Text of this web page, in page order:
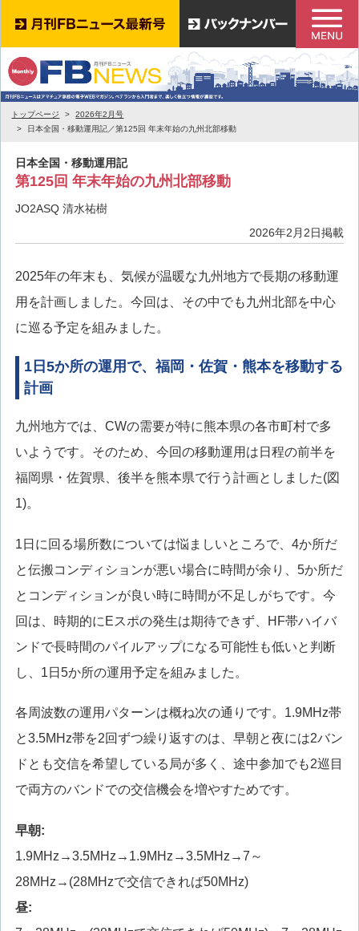
トップページ
2026年2月号
日本全国・移動運用記／第125回 年末年始の九州北部移動
日本全国・移動運用記
第125回 年末年始の九州北部移動
JO2ASQ 清水祐樹
2026年2月2日掲載
2025年の年末も、気候が温暖な九州地方で長期の移動運
用を計画しました。今回は、その中でも九州北部を中心
に巡る予定を組みました。
1日5か所の運用で、福岡・佐賀・熊本を移動する
計画
九州地方では、CWの需要が特に熊本県の各市町村で多
いようです。そのため、今回の移動運用は日程の前半を
福岡県・佐賀県、後半を熊本県で行う計画としました(図
1)。
1日に回る場所数については悩ましいところで、4か所だ
と伝搬コンディションが悪い場合に時間が余り、5か所だ
とコンディションが良い時に時間が不足しがちです。今
回は、時期的にEスポの発生は期待できず、HF帯ハイバ
ンドで長時間のパイルアップになる可能性も低いと判断
し、1日5か所の運用予定を組みました。
各周波数の運用パターンは概ね次の通りです。1.9MHz帯
と3.5MHz帯を2回ずつ繰り返すのは、早朝と夜には2バン
ドとも交信を希望している局が多く、途中参加でも2巡目
で両方のバンドでの交信機会を増やすためです。
早朝:
1.9MHz→3.5MHz→1.9MHz→3.5MHz→7～
28MHz→(28MHzで交信できれば50MHz)
昼: